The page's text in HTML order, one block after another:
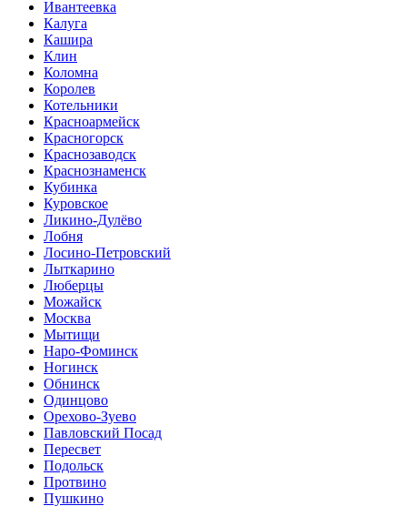
Ивантеевка
Калуга
Кашира
Клин
Коломна
Королев
Котельники
Красноармейск
Красногорск
Краснозаводск
Краснознаменск
Кубинка
Куровское
Ликино-Дулёво
Лобня
Лосино-Петровский
Лыткарино
Люберцы
Можайск
Москва
Мытищи
Наро-Фоминск
Ногинск
Обнинск
Одинцово
Орехово-Зуево
Павловский Посад
Пересвет
Подольск
Протвино
Пушкино